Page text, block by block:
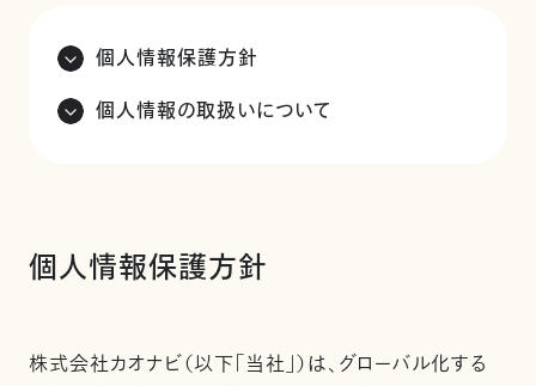
個人情報保護方針
個人情報の取扱いについて
個人情報保護方針
株式会社カオナビ（以下「当社」）は、グローバル化する